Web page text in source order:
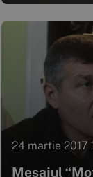
24 martie 2017
Mesajul